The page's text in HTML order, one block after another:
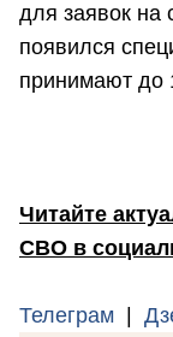
для заявок на
появился
принимают до
Читайте
СВО в
Телеграм |